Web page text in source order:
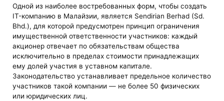
Одной из наиболее востребованных форм, чтобы создать
IT-компанию в Малайзии, является Sendirian Berhad (Sd.
Bhd.), для которой предусмотрен принцип ограничения
имущественной ответственности участников: каждый
акционер отвечает по обязательствам общества
исключительно в пределах стоимости принадлежащих
ему долей участия в уставном капитале.
Законодательство устанавливает предельное количество
участников такой компании — не более 50 физических
или юридических лиц.